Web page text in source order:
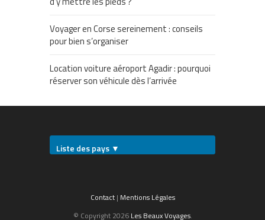
Voyager en Corse sereinement : conseils
pour bien s’organiser
Location voiture aéroport Agadir : pourquoi
réserver son véhicule dès l’arrivée
Liste des pays ▼
Contact| Mentions Légales
© Copyright 2026 Les Beaux Voyages.